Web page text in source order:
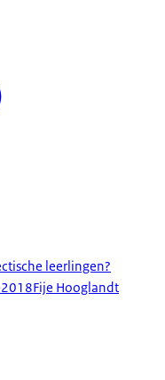
leerlingen?
Fije Hooglandt